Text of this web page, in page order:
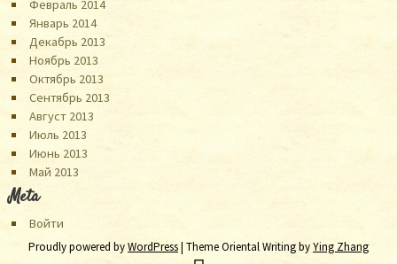
Февраль 2014
Январь 2014
Декабрь 2013
Ноябрь 2013
Октябрь 2013
Сентябрь 2013
Август 2013
Июль 2013
Июнь 2013
Май 2013
Meta
Войти
Proudly powered byWordPress| Theme Oriental Writing byYing Zhang